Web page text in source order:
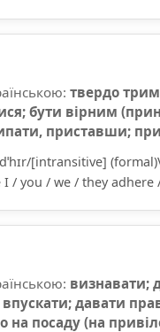
твердо
бути вірним
приставши;
[intransitive]
/ you / we / they adhere /
визнавати;
давати
на посаду (на